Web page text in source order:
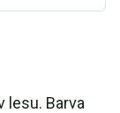
lesu. Barva